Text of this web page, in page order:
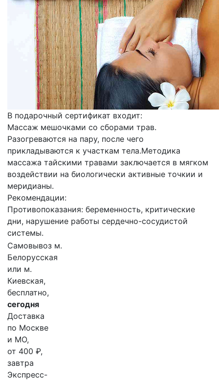
В подарочный сертификат входит:
Массаж мешочками со сборами трав.
Разогреваются на пару, после чего
прикладываются к участкам тела.Методика
массажа тайскими травами заключается в мягком
воздействии на биологически активные точкии и
меридианы.
Рекомендации:
Противопоказания: беременность, критические
дни, нарушение работы сердечно-сосудистой
системы.
Самовывоз м.
Белорусская
или м.
Киевская,
бесплатно,
сегодня
Доставка
по Москве
и МО,
от 400 ₽,
завтра
Экспресс-